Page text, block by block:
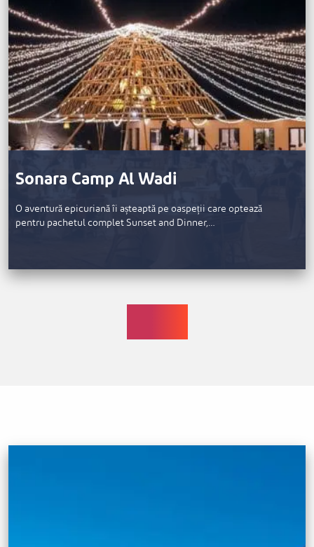
Sonara Camp Al Wadi
O aventură epicuriană îi așteaptă pe oaspeții care optează
pentru pachetul complet Sunset and Dinner,…